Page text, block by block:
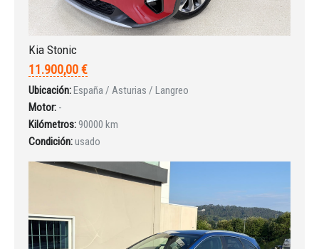
Kia Stonic
11.900,00 €
Ubicación:España / Asturias / Langreo
Motor: -
Kilómetros:90000 km
Condición:usado